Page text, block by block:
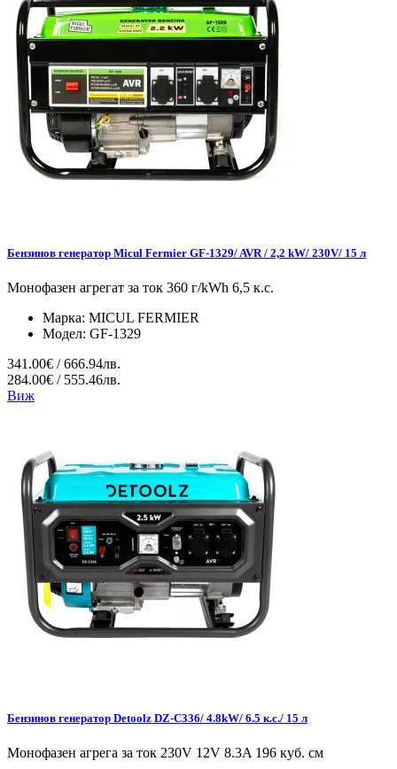
Бензинов генератор Micul Fermier GF-1329/ AVR / 2,2 kW/ 230V/ 15 л
Монофазен агрегат за ток 360 г/kWh 6,5 к.с.
Марка: MICUL FERMIER
Модел: GF-1329
341.00€ / 666.94лв.
284.00€ / 555.46лв.
Виж
Бензинов генератор Detoolz DZ-C336/ 4.8kW/ 6.5 к.с./ 15 л
Монофазен агрега за ток 230V 12V 8.3A 196 куб. см